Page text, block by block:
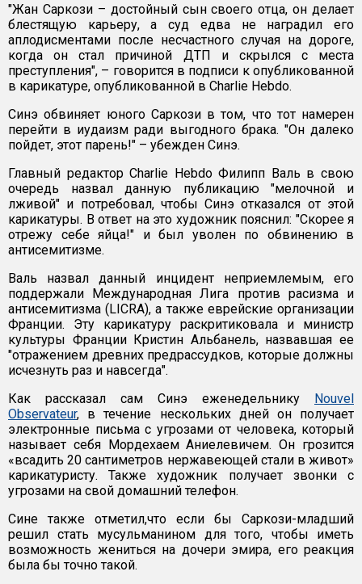
"Жан Саркози – достойный сын своего отца, он делает
блестящую карьеру, а суд едва не наградил его
аплодисментами после несчастного случая на дороге,
когда он стал причиной ДТП и скрылся с места
преступления", – говорится в подписи к опубликованной
в карикатуре, опубликованной в Charlie Hebdo.
Синэ обвиняет юного Саркози в том, что тот намерен
перейти в иудаизм ради выгодного брака. "Он далеко
пойдет, этот парень!" – убежден Синэ.
Главный редактор Charlie Hebdo Филипп Валь в свою
очередь назвал данную публикацию "мелочной и
лживой" и потребовал, чтобы Синэ отказался от этой
карикатуры. В ответ на это художник пояснил: "Скорее я
отрежу себе яйца!" и был уволен по обвинению в
антисемитизме.
Валь назвал данный инцидент неприемлемым, его
поддержали Международная Лига против расизма и
антисемитизма (LICRA), а также еврейские организации
Франции. Эту карикатуру раскритиковала и министр
культуры Франции Кристин Альбанель, назвавшая ее
"отражением древних предрассудков, которые должны
исчезнуть раз и навсегда".
Как рассказал сам Синэ еженедельнику Nouvel
Observateur, в течение нескольких дней он получает
электронные письма с угрозами от человека, который
называет себя Мордехаем Аниелевичем. Он грозится
«всадить 20 сантиметров нержавеющей стали в живот»
карикатуристу. Также художник получает звонки с
угрозами на свой домашний телефон.
Сине также отметил,что если бы Саркози-младший
решил стать мусульманином для того, чтобы иметь
возможность жениться на дочери эмира, его реакция
была бы точно такой.